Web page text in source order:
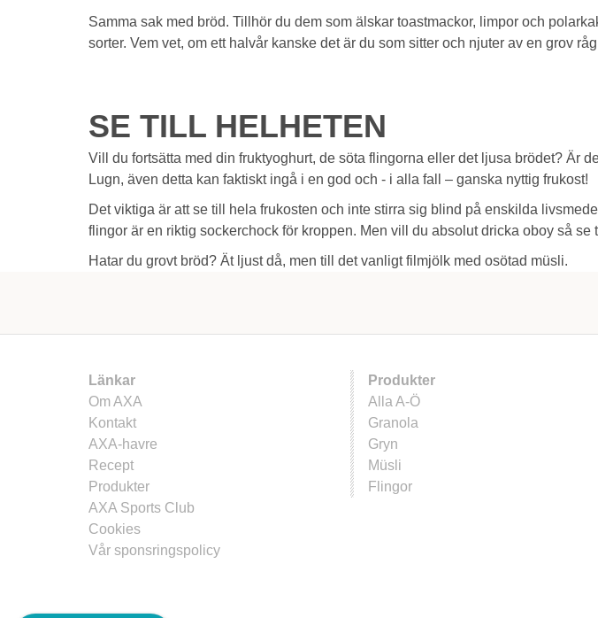
Samma sak med bröd. Tillhör du dem som älskar toastmackor, limpor och
sorter. Vem vet, om ett halvår kanske det är du som sitter och njuter av en grov
SE TILL HELHETEN
Vill du fortsätta med din fruktyoghurt, de söta flingorna eller det ljusa brödet? Är
Lugn, även detta kan faktiskt ingå i en god och - i alla fall – ganska nyttig frukost!
Det viktiga är att se till hela frukosten och inte stirra sig blind på enskilda
flingor är en riktig sockerchock för kroppen. Men vill du absolut dricka oboy så
Hatar du grovt bröd? Ät ljust då, men till det vanligt filmjölk med osötad müsli.
Länkar
Om AXA
Kontakt
AXA-havre
Recept
Produkter
AXA Sports Club
Cookies
Vår sponsringspolicy
Produkter
Alla A-Ö
Granola
Gryn
Müsli
Flingor